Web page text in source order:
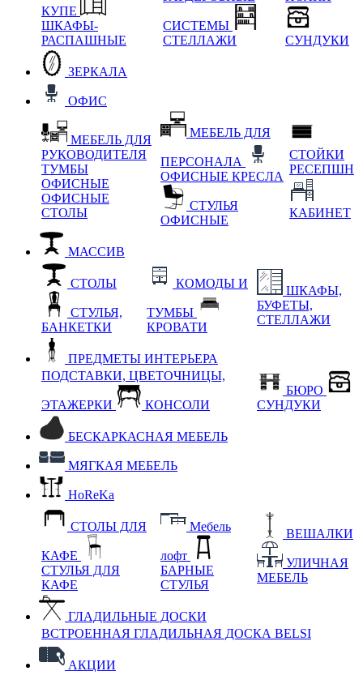
КУПЕ
ШКАФЫ-
РАСПАШНЫЕ
СИСТЕМЫ
СТЕЛЛАЖИ
СУНДУКИ
ЗЕРКАЛА
ОФИС
МЕБЕЛЬ ДЛЯ
РУКОВОДИТЕЛЯ
ТУМБЫ
ОФИСНЫЕ
ОФИСНЫЕ
СТОЛЫ
МЕБЕЛЬ ДЛЯ
ПЕРСОНАЛА
ОФИСНЫЕ КРЕСЛА
СТУЛЬЯ
ОФИСНЫЕ
СТОЙКИ
РЕСЕПШН
КАБИНЕТ
МАССИВ
СТОЛЫ
СТУЛЬЯ,
БАНКЕТКИ
КОМОДЫ И
ТУМБЫ
КРОВАТИ
ШКАФЫ,
БУФЕТЫ,
СТЕЛЛАЖИ
ПРЕДМЕТЫ ИНТЕРЬЕРА
ПОДСТАВКИ, ЦВЕТОЧНИЦЫ,
ЭТАЖЕРКИ КОНСОЛИ
БЮРО
СУНДУКИ
БЕСКАРКАСНАЯ МЕБЕЛЬ
МЯГКАЯ МЕБЕЛЬ
HoReKa
СТОЛЫ ДЛЯ
КАФЕ
СТУЛЬЯ ДЛЯ
КАФЕ
Мебель
лофт
БАРНЫЕ
СТУЛЬЯ
ВЕШАЛКИ
УЛИЧНАЯ
МЕБЕЛЬ
ГЛАДИЛЬНЫЕ ДОСКИ
ВСТРОЕННАЯ ГЛАДИЛЬНАЯ ДОСКА BELSI
АКЦИИ